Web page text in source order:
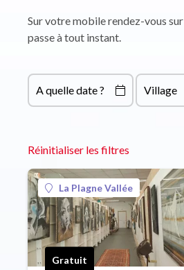
Sur votre mobile rendez-vous sur
passe à tout instant.
A quelle date ? Village
Réinitialiser les filtres
La Plagne Vallée
Gratuit